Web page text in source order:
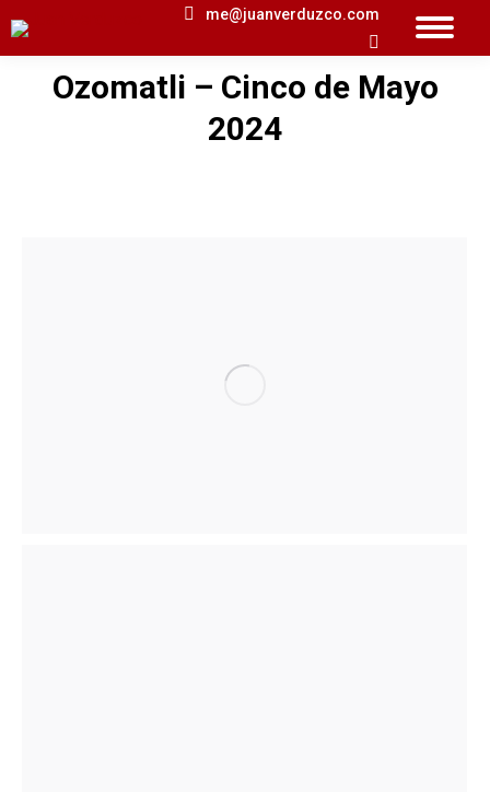
me@juanverduzco.com
Search:
Ozomatli – Cinco de Mayo
2024